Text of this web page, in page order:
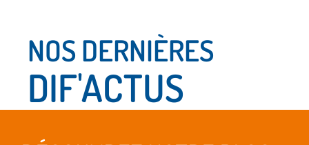
NOS DERNIÈRES
DIF'ACTUS